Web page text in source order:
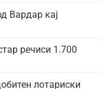
Вардар кај
речиси 1.700
лотариски